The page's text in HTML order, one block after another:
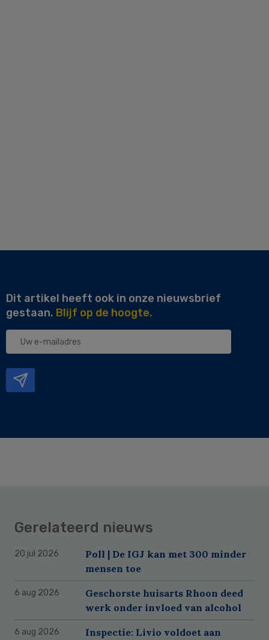
Dit artikel heeft ook in onze nieuwsbrief
gestaan. Blijf op de hoogte.
Uw
Gerelateerd nieuws
20 jul 2026
Poll | De IGJ kan met 300 minder
mensen toe
6 aug 2026
Geschorste huisarts Rhoon deed
werk onder invloed van alcohol
6 aug 2026
Inspectie: Livio voldoet aan